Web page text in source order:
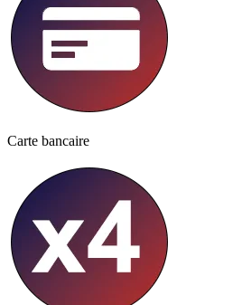
Carte bancaire